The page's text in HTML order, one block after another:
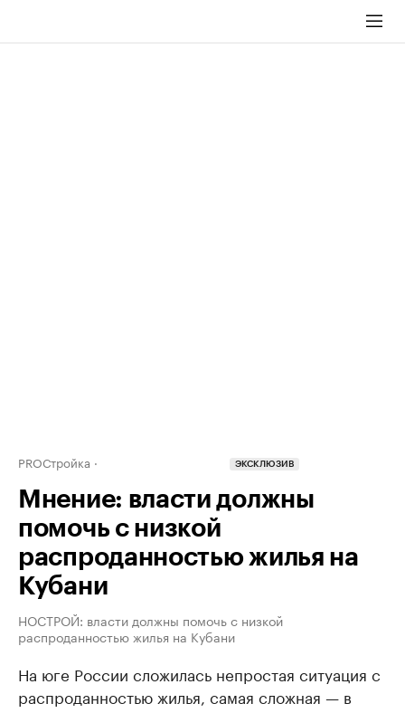
PROСтройка ЭКСКЛЮЗИВ
Мнение: власти должны
помочь с низкой
распроданностью жилья на
Кубани
НОСТРОЙ: власти должны помочь с низкой
распроданностью жилья на Кубани
На юге России сложилась непростая ситуация с
распроданностью жилья, самая сложная — в